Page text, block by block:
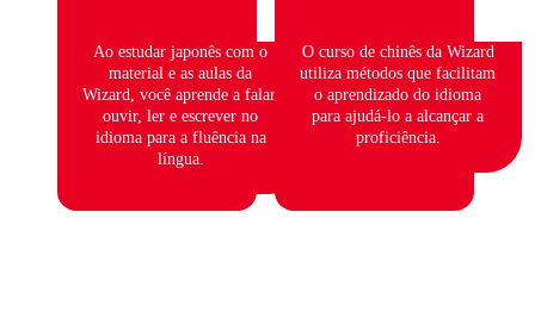
Ao estudar japonês com o
material e as aulas da
Wizard, você aprende a falar,
ouvir, ler e escrever no
idioma para a fluência na
língua.
O curso de chinês da Wizard
utiliza métodos que facilitam
o aprendizado do idioma
para ajudá-lo a alcançar a
proficiência.